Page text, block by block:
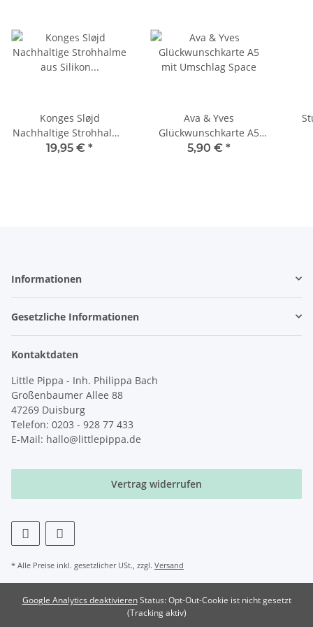
Konges Sløjd
Nachhaltige Strohhalme
aus Silikon Rakete
19,95 € *
Ava & Yves
Glückwunschkarte A5
mit Umschlag 'Space'
5,90 € *
Informationen
Gesetzliche Informationen
Kontaktdaten
Little Pippa - Inh. Philippa Bach
Großenbaumer Allee 88
47269 Duisburg
Telefon: 0203 - 928 77 433
E-Mail: hallo@littlepippa.de
Vertrag widerrufen
* Alle Preise inkl. gesetzlicher USt., zzgl. Versand
Google Analytics deaktivieren Status: Opt-Out-Cookie ist nicht gesetzt
(Tracking aktiv)